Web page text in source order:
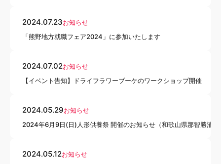
2024.07.23お知らせ
「熊野地方就職フェア2024」に参加いたします
2024.07.02お知らせ
【イベント告知】ドライフラワーブーケのワークショップ開催
2024.05.29お知らせ
2024年6月9日(日)人形供養祭 開催のお知らせ（和歌山県那智勝浦町
2024.05.12お知らせ